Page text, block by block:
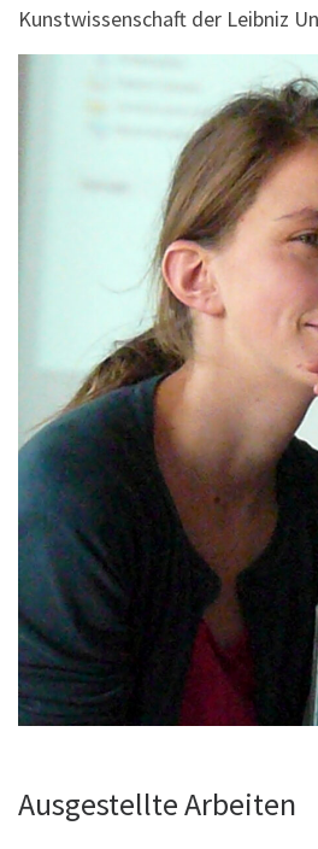
Kunstwissenschaft der Leibniz
Ausgestellte Arbeiten